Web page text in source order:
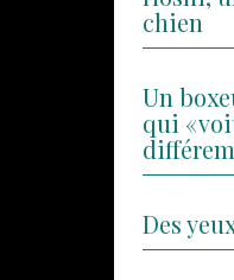
chien
Un
qui «
Des